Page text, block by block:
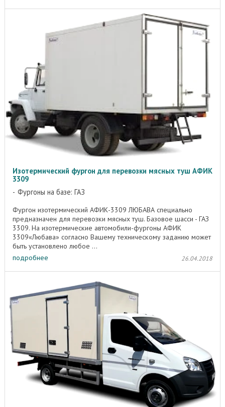
Изотермический фургон для перевозки мясных туш АФИК
3309
Фургоны на базе: ГАЗ
Фургон изотермический АФИК-3309 ЛЮБАВА специально
предназначен для перевозки мясных туш. Базовое шасси - ГАЗ
3309. На изотермические автомобили-фургоны АФИК
3309«Любава» согласно Вашему техническому заданию может
быть установлено любое ...
подробнее
26.04.2018